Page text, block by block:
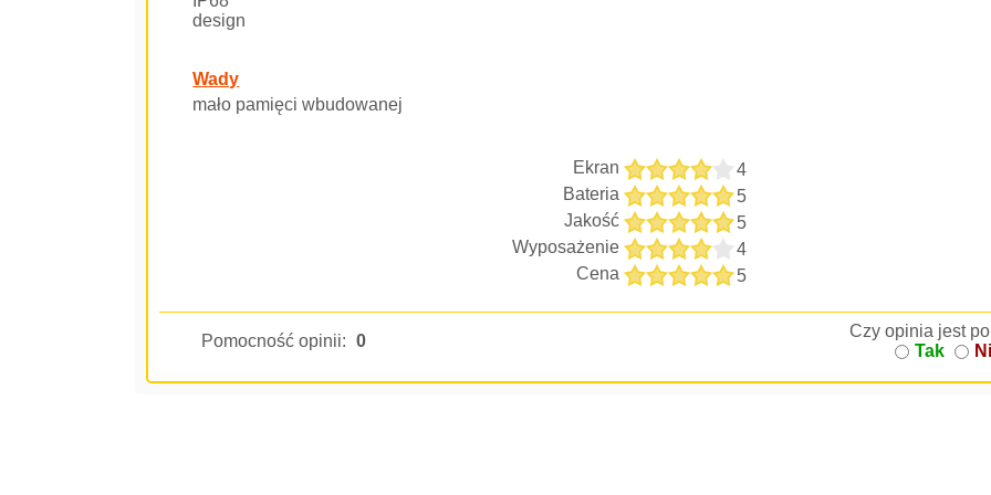
design
Wady
mało pamięci wbudowanej
Ekran
4
Bateria
5
Jakość
5
Wyposażenie
4
Cena
5
Pomocność opinii: 0
Czy opinia jest
Tak